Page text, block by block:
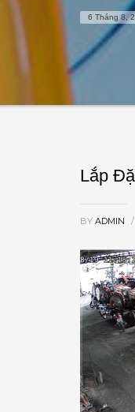
6 Tháng 8,
Lắp
BY ADMIN /